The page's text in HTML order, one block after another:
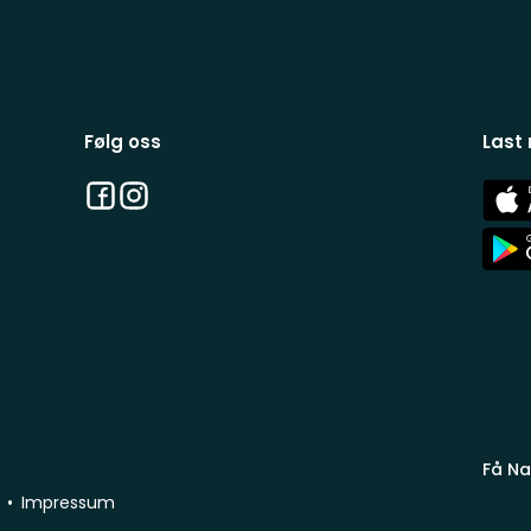
Følg oss
Facebook
Instagram
Last
App
Store
App
Store
Få
Impressum